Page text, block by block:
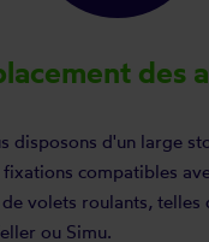
des
disposons d'un large
fixations compatibles
volets roulants, telles
ou Simu.